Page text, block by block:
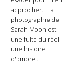
approcher." La
photographie de
Sarah Moon est
une fuite du réel,
une histoire
d'ombre...